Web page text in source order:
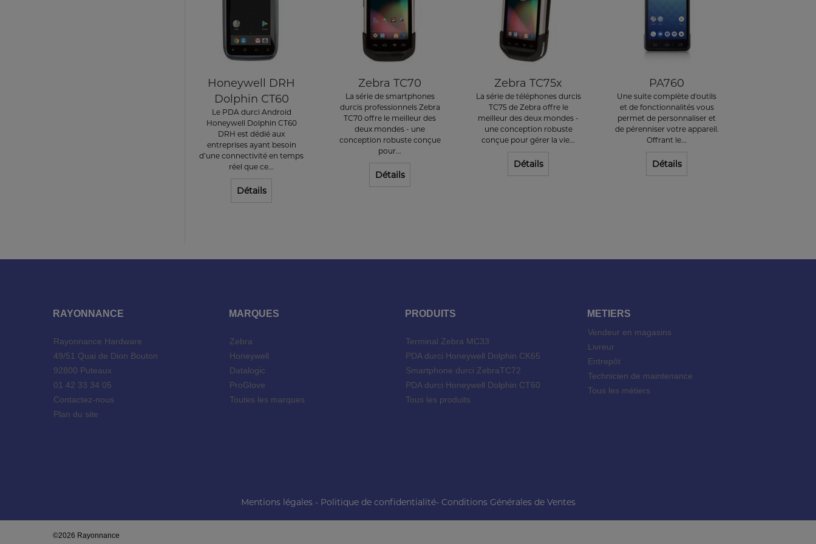
Honeywell DRH
Dolphin CT60
Le PDA durci Android
Honeywell Dolphin CT60
DRH est dédié aux
entreprises ayant besoin
d’une connectivité en temps
réel que ce...
Détails
Zebra TC70
La série de smartphones
durcis professionnels Zebra
TC70 offre le meilleur des
deux mondes - une
conception robuste conçue
pour...
Détails
Zebra TC75x
La série de téléphones durcis
TC75 de Zebra offre le
meilleur des deux mondes -
une conception robuste
conçue pour gérer la vie...
Détails
PA760
Une suite complète d'outils
et de fonctionnalités vous
permet de personnaliser et
de pérenniser votre appareil.
Offrant le...
Détails
RAYONNANCE
Rayonnance Hardware
49/51 Quai de Dion Bouton
92800 Puteaux
01 42 33 34 05
Contactez-nous
Plan du site
MARQUES
Zebra
Honeywell
Datalogic
ProGlove
Toutes les marques
PRODUITS
Terminal Zebra MC33
PDA durci Honeywell Dolphin CK65
Smartphone durci ZebraTC72
PDA durci Honeywell Dolphin CT60
Tous les produits
METIERS
Vendeur en magasins
Livreur
Entrepôt
Technicien de maintenance
Tous les métiers
Mentions légales- Politique de confidentialité- Conditions Générales de Ventes
©2026 Rayonnance